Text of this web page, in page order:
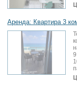
Аренда: Квартира 3